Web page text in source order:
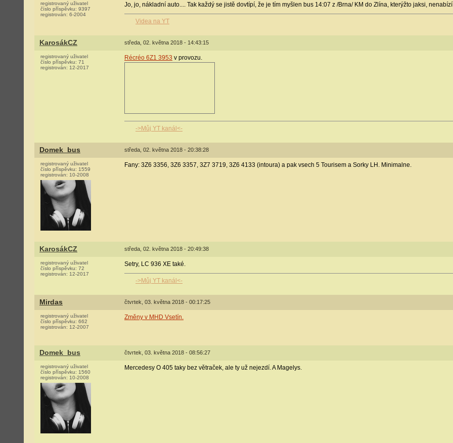
registrovaný uživatel
číslo příspěvku: 9397
registrován: 6-2004
Jo, jo, nákladní auto.... Tak každý se jistě dovtípí, že je tím myšlen bus 14:07 z /Brna/ KM do Zlína, kterýžto jaksi,
Videa na YT
KarosákCZ středa, 02. května 2018 - 14:43:15
registrovaný uživatel
číslo příspěvku: 71
registrován: 12-2017
Récréo 6Z1 3953 v provozu.
->Můj YT kanál<-
Domek_bus středa, 02. května 2018 - 20:38:28
registrovaný uživatel
číslo příspěvku: 1559
registrován: 10-2008
Fany: 3Z6 3356, 3Z6 3357, 3Z7 3719, 3Z6 4133 (intoura) a pak vsech 5 Tourisem a Sorky LH. Minimalne.
KarosákCZ středa, 02. května 2018 - 20:49:38
registrovaný uživatel
číslo příspěvku: 72
registrován: 12-2017
Setry, LC 936 XE také.
->Můj YT kanál<-
Mirdas čtvrtek, 03. května 2018 - 00:17:25
registrovaný uživatel
číslo příspěvku: 662
registrován: 12-2007
Změny v MHD Vsetín.
Domek_bus čtvrtek, 03. května 2018 - 08:56:27
registrovaný uživatel
číslo příspěvku: 1560
registrován: 10-2008
Mercedesy O 405 taky bez větraček, ale ty už nejezdí. A Magelys.